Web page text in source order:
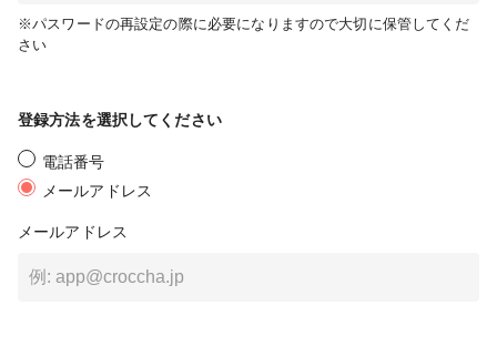
※パスワードの再設定の際に必要になりますので大切に保管してくだ
さい
登録方法を選択してください
電話番号
メールアドレス
メールアドレス